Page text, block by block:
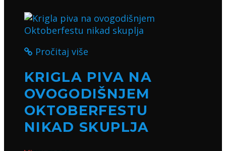
Pročitaj više
KRIGLA PIVA NA
OVOGODIŠNJEM
OKTOBERFESTU
NIKAD SKUPLJA